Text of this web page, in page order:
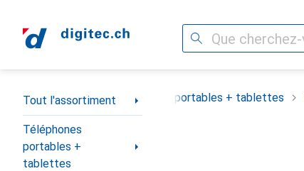
Recherche
Navigation par catégorie
Tout l'assortiment
Téléphones
portables +
tablettes
Tout l'assortiment Téléphones portables + tablettes